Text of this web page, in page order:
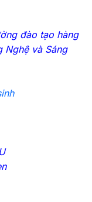
đào tạo hàng
Nghệ và Sáng